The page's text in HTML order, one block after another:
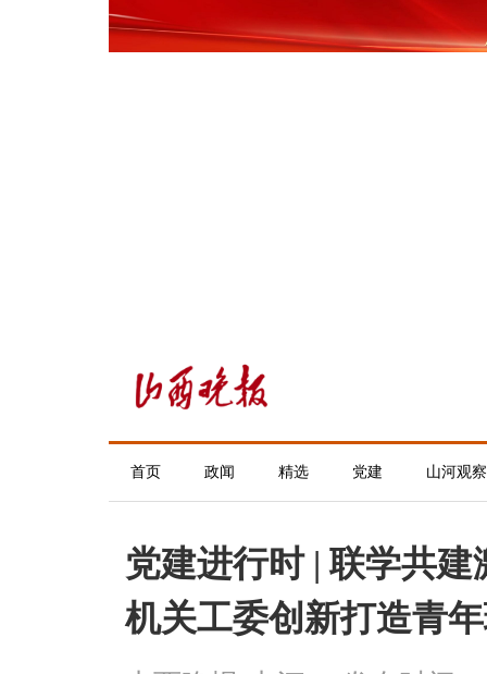
首页 政闻 精选 党建 山河观察
党建进行时 | 联学共
机关工委创新打造青